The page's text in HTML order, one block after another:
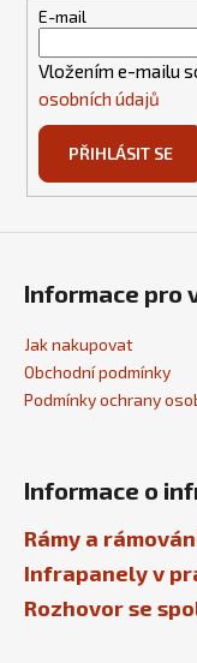
TOPNÝ
INFRAPANEL
360W
MOTIV
70
730
E-mail
Vložením e-mailu
osobních údajů
PŘIHLÁSIT SE
Informace pro
Jak nakupovat
Obchodní podmínky
Podmínky ochrany
Informace o
Rámy a
Infrapanely v
Rozhovor se